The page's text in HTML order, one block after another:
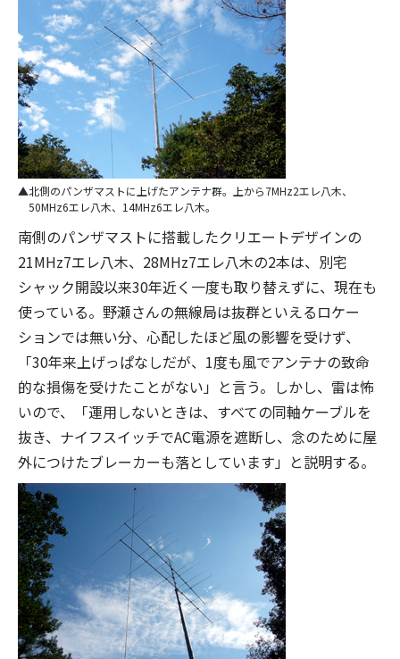
北側のパンザマストに上げたアンテナ群。上から7MHz2エレ八木、
50MHz6エレ八木、14MHz6エレ八木。
南側のパンザマストに搭載したクリエートデザインの
21MHz7エレ八木、28MHz7エレ八木の2本は、別宅
シャック開設以来30年近く一度も取り替えずに、現在も
使っている。野瀬さんの無線局は抜群といえるロケー
ションでは無い分、心配したほど風の影響を受けず、
「30年来上げっぱなしだが、1度も風でアンテナの致命
的な損傷を受けたことがない」と言う。しかし、雷は怖
いので、「運用しないときは、すべての同軸ケーブルを
抜き、ナイフスイッチでAC電源を遮断し、念のために屋
外につけたブレーカーも落としています」と説明する。